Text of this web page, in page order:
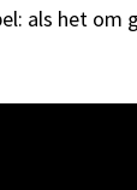
als het